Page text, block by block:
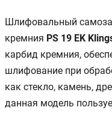
Шлифовальный
кремния PS 19 EK
карбид кремния,
шлифование при
как стекло, камень,
данная модель